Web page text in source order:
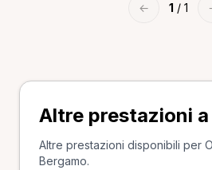
← 1 / 1
Altre prestazioni
Altre prestazioni disponibili per
Bergamo.